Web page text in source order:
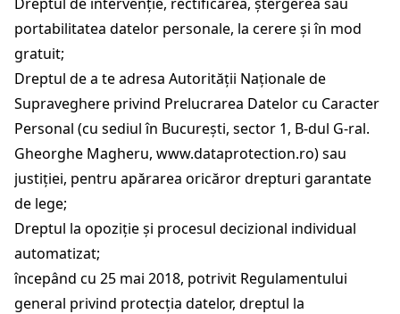
Dreptul de intervenție, rectificarea, ștergerea sau
portabilitatea datelor personale, la cerere și în mod
gratuit;
Dreptul de a te adresa Autorității Naționale de
Supraveghere privind Prelucrarea Datelor cu Caracter
Personal (cu sediul în Bucureşti, sector 1, B-dul G-ral.
Gheorghe Magheru, www.dataprotection.ro) sau
justiției, pentru apărarea oricăror drepturi garantate
de lege;
Dreptul la opoziţie şi procesul decizional individual
automatizat;
începând cu 25 mai 2018, potrivit Regulamentului
general privind protecția datelor, dreptul la